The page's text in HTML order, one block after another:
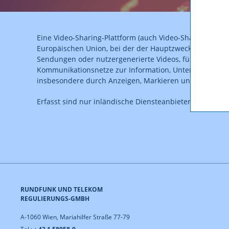
Eine Video-Sharing-Plattform (auch Video-Sharing-
Europäischen Union, bei der der Hauptzweck oder
Sendungen oder nutzergenerierte Videos, für die der
Kommunikationsnetze zur Information, Unterhaltung
insbesondere durch Anzeigen, Markieren und
Erfasst sind nur inländische Diensteanbieter.
RUNDFUNK UND TELEKOM
REGULIERUNGS-GMBH
A-1060 Wien, Mariahilfer Straße 77-79